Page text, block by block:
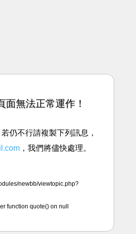
面無法正常運作！
仍不行請複製下列訊息，
，我們將儘快處理。
newbb/viewtopic.php?
function quote() on null